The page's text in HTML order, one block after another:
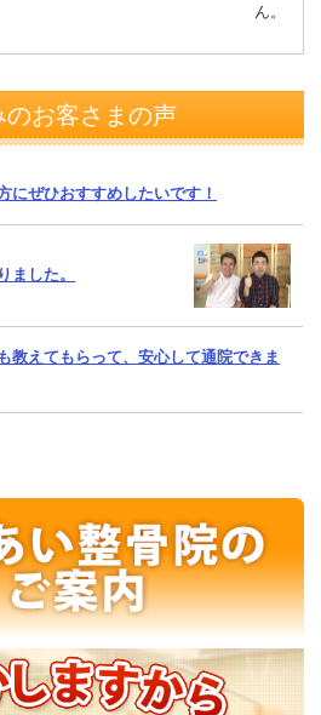
ん。
のお客さまの声
にぜひおすすめしたいです！
ました。
教えてもらって、安心して通院できま